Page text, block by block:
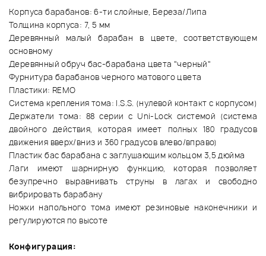
Корпуса барабанов: 6-ти слойные, Береза/Липа
Толщина корпуса: 7, 5 мм
Деревянный малый барабан в цвете, соответствующем
основному
Деревянный обруч бас-барабана цвета "черный"
Фурнитура барабанов черного матового цвета
Пластики: REMO
Система крепления тома: I.S.S. (нулевой контакт с корпусом)
Держатели тома: 88 серии с Uni-Lock системой (система
двойного действия, которая имеет полных 180 градусов
движения вверх/вниз и 360 градусов влево/вправо)
Пластик бас барабана с заглушающим кольцом 3,5 дюйма
Лаги имеют шарнирную функцию, которая позволяет
безупречно выравнивать струны в лагах и свободно
вибрировать барабану
Ножки напольного тома имеют резиновые наконечники и
регулируются по высоте
Конфигурация: